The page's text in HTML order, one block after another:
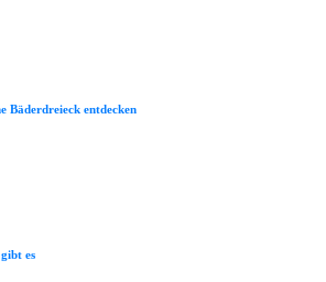
Bäderdreieck entdecken
es